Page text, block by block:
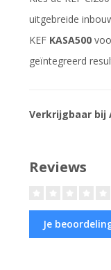
uitgebreide
KEF KASA500
geïntegreerd
Verkrijgbaar bij
Reviews
Je